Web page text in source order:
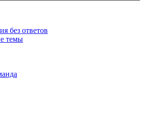
без ответов
темы